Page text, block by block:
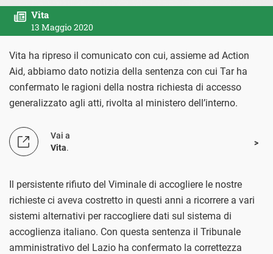
Vita
13 Maggio 2020
Vita ha ripreso il comunicato con cui, assieme ad Action
Aid, abbiamo dato notizia della sentenza con cui Tar ha
confermato le ragioni della nostra richiesta di accesso
generalizzato agli atti, rivolta al ministero dell’interno.
Vai a
Vita.
Il persistente rifiuto del Viminale di accogliere le nostre
richieste ci aveva costretto in questi anni a ricorrere a vari
sistemi alternativi per raccogliere dati sul sistema di
accoglienza italiano. Con questa sentenza il Tribunale
amministrativo del Lazio ha confermato la correttezza